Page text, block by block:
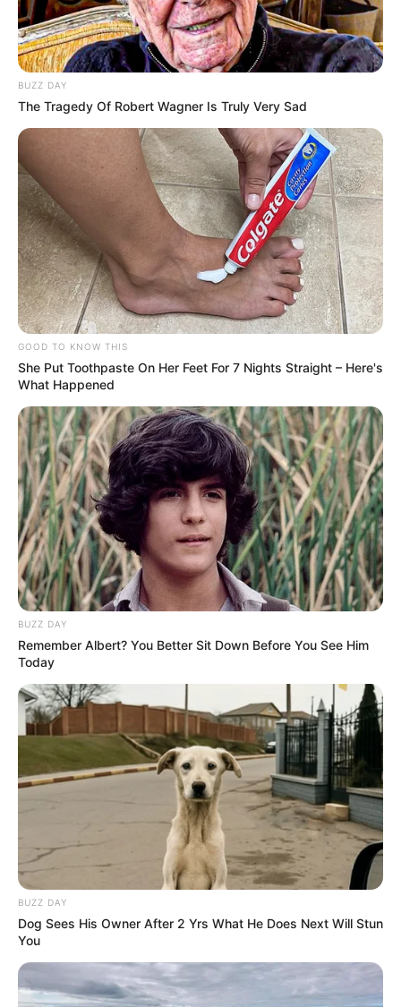
Confederação Nacional dos Agentes Comunitários de Saúde,
visando o fortalecimento das bases estaduais.
Conforme noticiamos (veja a matéria mais abaixo) na última
quarta-feira (23/11), ocorreu a Assembleia no município de
Eunápolis-BA, com os Agentes Comunitários de Saúde e Agentes
de Combate às Endemias para o fortalecimento das ações e
conquistas das 2 categorias.
Na última sexta-feira (25)foi a vez da representação da
Confederação participar do
35ª Assembleia Geral do SINACSRB-
Maranhã.
Confira a nota publicada pela representação nacional dos agentes
BUZZ DAY
The Tragedy Of Robert Wagner Is Truly Very Sad
GOOD TO KNOW THIS
She Put Toothpaste On Her Feet For 7 Nights Straight – Here's
What Happened
BUZZ DAY
Remember Albert? You Better Sit Down Before You See Him
Today
BUZZ DAY
Dog Sees His Owner After 2 Yrs What He Does Next Will Stun
You